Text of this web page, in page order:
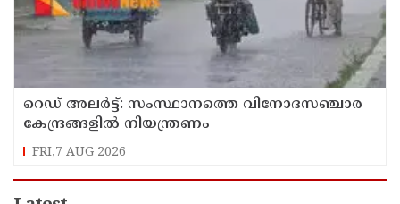
റെഡ് അലർട്ട്: സംസ്ഥാനത്തെ വിനോദസഞ്ചാര
കേന്ദ്രങ്ങളിൽ നിയന്ത്രണം
FRI,7 AUG 2026